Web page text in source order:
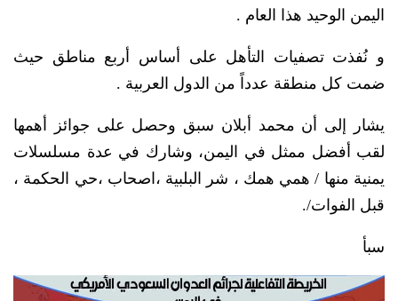
اليمن الوحيد هذا العام .
و نُفذت تصفيات التأهل على أساس أربع مناطق حيث
ضمت كل منطقة عدداً من الدول العربية .
يشار إلى أن محمد أبلان سبق وحصل على جوائز أهمها
لقب أفضل ممثل في اليمن، وشارك في عدة مسلسلات
يمنية منها / همي همك ، شر البلبية ،اصحاب ،حي الحكمة ،
قبل الفوات/.
سبأ